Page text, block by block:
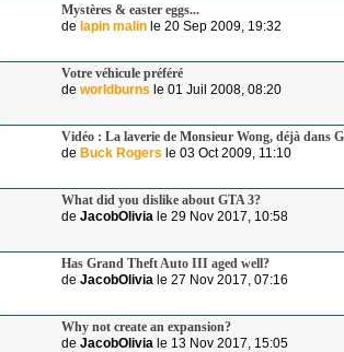
Mystères & easter eggs...
de lapin malin le 20 Sep 2009, 19:32
Votre véhicule préféré
de worldburns le 01 Juil 2008, 08:20
Vidéo : La laverie de Monsieur Wong, déjà dans
de Buck Rogers le 03 Oct 2009, 11:10
What did you dislike about GTA 3?
de JacobOlivia le 29 Nov 2017, 10:58
Has Grand Theft Auto III aged well?
de JacobOlivia le 27 Nov 2017, 07:16
Why not create an expansion?
de JacobOlivia le 13 Nov 2017, 15:05